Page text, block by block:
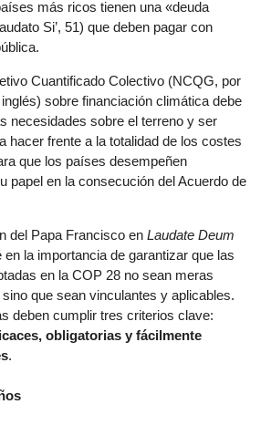
más ricos tienen una «deuda
Si’, 51) que deben pagar con
Cuantificado Colectivo (NCQG, por
sobre financiación climática debe
necesidades sobre el terreno y ser
hacer frente a la totalidad de los costes
que los países desempeñen
papel en la consecución del Acuerdo de
del Papa Francisco en Laudate Deum
en la importancia de garantizar que las
en la COP 28 no sean meras
que sean vinculantes y aplicables.
deben cumplir tres criterios clave:
obligatorias y fácilmente
.